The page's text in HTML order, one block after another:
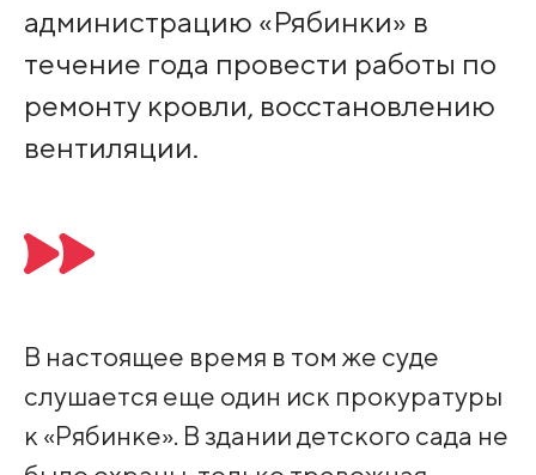
администрацию «Рябинки» в
течение года провести работы по
ремонту кровли, восстановлению
вентиляции.
В настоящее время в том же суде
слушается еще один иск прокуратуры
к «Рябинке». В здании детского сада не